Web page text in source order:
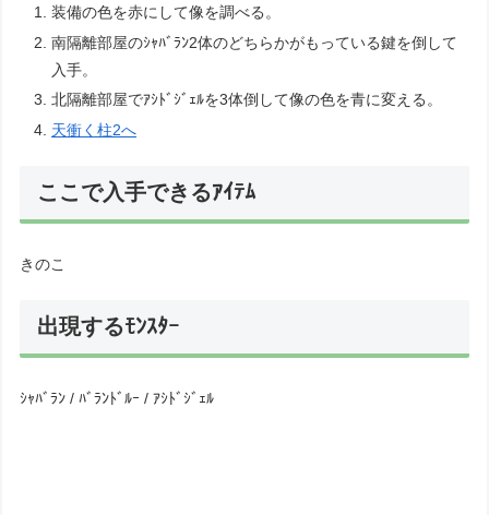
装備の色を赤にして像を調べる。
南隔離部屋のｼｬﾊﾞﾗﾝ2体のどちらかがもっている鍵を倒して
入手。
北隔離部屋でｱｼﾄﾞｼﾞｪﾙを3体倒して像の色を青に変える。
天衝く柱2へ
ここで入手できるｱｲﾃﾑ
きのこ
出現するﾓﾝｽﾀｰ
ｼｬﾊﾞﾗﾝ / ﾊﾞﾗﾝﾄﾞﾙｰ / ｱｼﾄﾞｼﾞｪﾙ